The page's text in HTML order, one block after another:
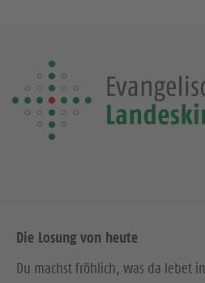
Die Losung von heute
Du machst fröhlich, was da lebet